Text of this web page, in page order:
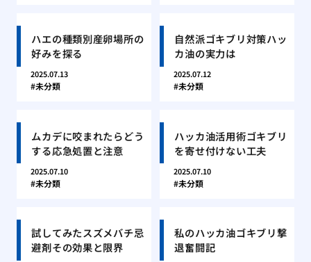
ハエの種類別産卵場所の
好みを探る
2025.07.13
未分類
自然派ゴキブリ対策ハッ
カ油の実力は
2025.07.12
未分類
ムカデに咬まれたらどう
する応急処置と注意
2025.07.10
未分類
ハッカ油活用術ゴキブリ
を寄せ付けない工夫
2025.07.10
未分類
試してみたスズメバチ忌
避剤その効果と限界
私のハッカ油ゴキブリ撃
退奮闘記